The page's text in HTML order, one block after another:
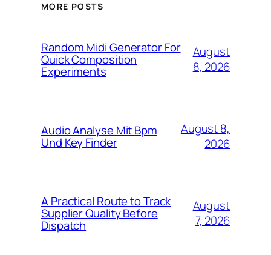
MORE POSTS
Random Midi Generator For
Quick Composition
Experiments
August
8, 2026
Audio Analyse Mit Bpm
Und Key Finder
August 8,
2026
A Practical Route to Track
Supplier Quality Before
Dispatch
August
7, 2026